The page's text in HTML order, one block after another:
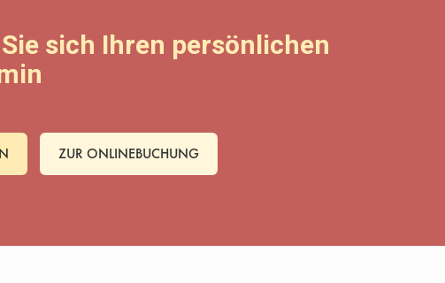
sich Ihren persönlichen
ZUR ONLINEBUCHUNG